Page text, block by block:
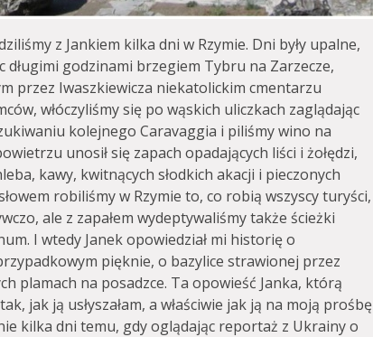
z Jankiem kilka dni w Rzymie. Dni były upalne,
długimi godzinami brzegiem Tybru na Zarzecze,
przez Iwaszkiewicza niekatolickim cmentarzu
włóczyliśmy się po wąskich uliczkach zaglądając
kolejnego Caravaggia i piliśmy wino na
unosił się zapach opadających liści i żołędzi,
kawy, kwitnących słodkich akacji i pieczonych
robiliśmy w Rzymie to, co robią wszyscy turyści,
ale z zapałem wydeptywaliśmy także ścieżki
I wtedy Janek opowiedział mi historię o
pięknie, o bazylice strawionej przez
plamach na posadzce. Ta opowieść Janka, którą
jak ją usłyszałam, a właściwie jak ją na moją prośbę
kilka dni temu, gdy oglądając reportaż z Ukrainy o